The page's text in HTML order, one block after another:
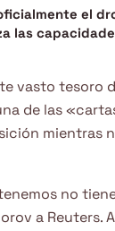
el
las
vasto tesoro
de las
mientras
no
a Reuters.